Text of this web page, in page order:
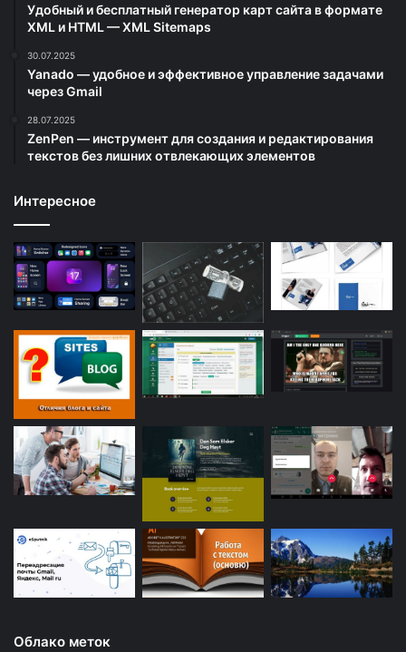
Удобный и бесплатный генератор карт сайта в формате
XML и HTML — XML Sitemaps
30.07.2025
Yanado — удобное и эффективное управление задачами
через Gmail
28.07.2025
ZenPen — инструмент для создания и редактирования
текстов без лишних отвлекающих элементов
Интересное
Облако меток